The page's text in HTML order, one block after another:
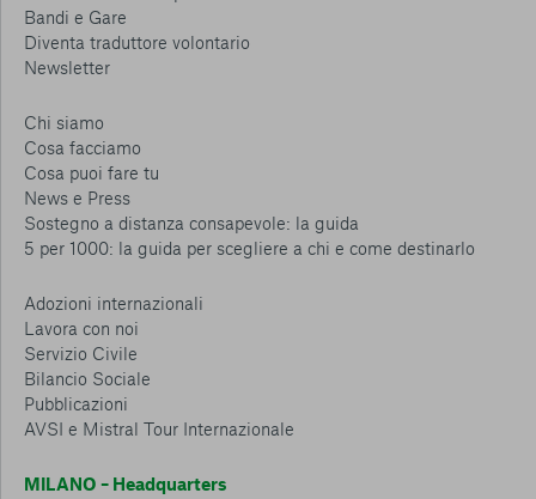
Bandi e Gare
Diventa traduttore volontario
Newsletter
Chi siamo
Cosa facciamo
Cosa puoi fare tu
News e Press
Sostegno a distanza consapevole: la guida
5 per 1000: la guida per scegliere a chi e come destinarlo
Adozioni internazionali
Lavora con noi
Servizio Civile
Bilancio Sociale
Pubblicazioni
AVSI e Mistral Tour Internazionale
MILANO – Headquarters